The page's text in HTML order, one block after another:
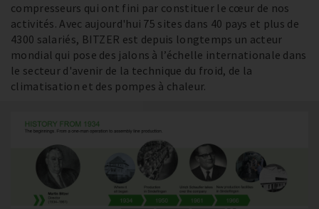
compresseurs qui ont fini par constituer le cœur de nos
activités. Avec aujourd'hui 75 sites dans 40 pays et plus de
4300 salariés, BITZER est depuis longtemps un acteur
mondial qui pose des jalons à l’échelle internationale dans
le secteur d'avenir de la technique du froid, de la
climatisation et des pompes à chaleur.